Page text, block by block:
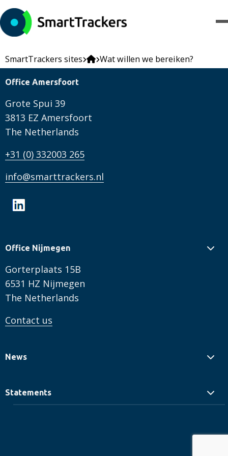
SmartTrackers sites Wat willen we bereiken?
Office Amersfoort
Grote Spui 39
3813 EZ Amersfoort
The Netherlands
+31 (0) 332003 265
info@smarttrackers.nl
Office Nijmegen
Gorterplaats 15B
6531 HZ Nijmegen
The Netherlands
Contact us
News
Statements